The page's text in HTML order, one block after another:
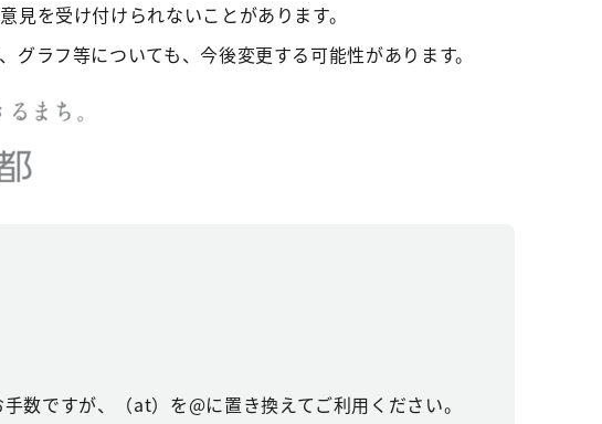
見を受け付けられないことがあります。
ラフ等についても、今後変更する可能性があります。
数ですが、（at）を@に置き換えてご利用ください。